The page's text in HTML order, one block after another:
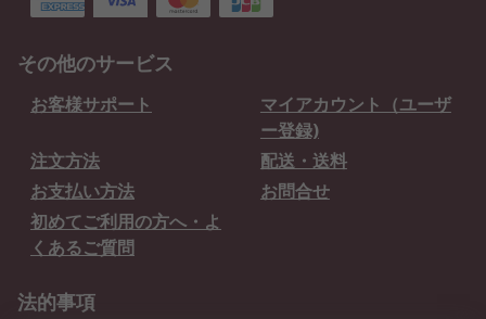
その他のサービス
お客様サポート
マイアカウント（ユーザ
ー登録)
注文方法
配送・送料
お支払い方法
お問合せ
初めてご利用の方へ・よ
くあるご質問
法的事項